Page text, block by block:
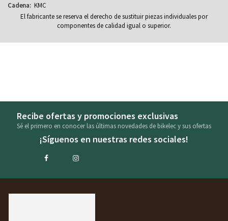
KMC
El fabricante se reserva el derecho de sustituir piezas individuales por
componentes de calidad igual o superior.
Recibe ofertas y promociones exclusivas
Sé el primero en conocer las últimas novedades de bikelec y sus ofertas
¡Síguenos en nuestras redes sociales!